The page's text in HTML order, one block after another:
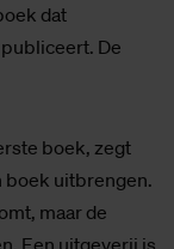
dat
De
boek, zegt
boek uitbrengen.
maar de
Een uitgeverij is